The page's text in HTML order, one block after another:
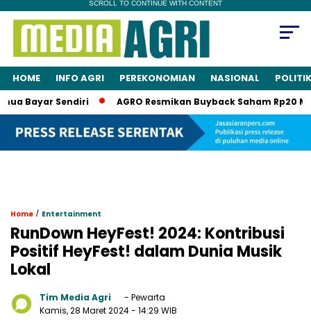
SCROLL TO CONTINUE WITH CONTENT
HOME INFO AGRI PEREKONOMIAN NASIONAL POLITIK
Bayar Sendiri AGRO Resmikan Buyback Saham Rp20
Home / Entertainment
RunDown HeyFest! 2024: Kontribusi
Positif HeyFest! dalam Dunia Musik
Lokal
Tim Media Agri
- Pewarta
Kamis, 28 Maret 2024- 14:29 WIB